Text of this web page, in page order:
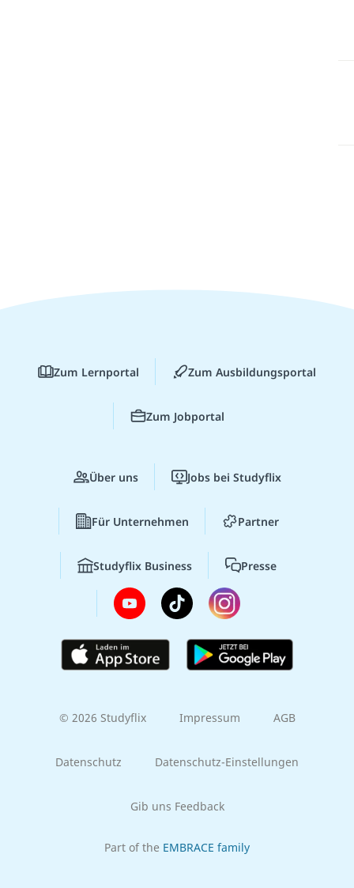
Zum Lernportal Zum Ausbildungsportal
Zum Jobportal
Über uns Jobs bei Studyflix
Für Unternehmen Partner
Studyflix Business Presse
© 2026 Studyflix Impressum AGB
Datenschutz Datenschutz-Einstellungen
Gib uns Feedback
Part of the EMBRACE family